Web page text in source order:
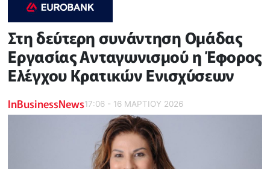
Στη δεύτερη συνάντηση Ομάδας
Εργασίας Ανταγωνισμού η Έφορος
Ελέγχου Κρατικών Ενισχύσεων
InBusinessNews17:06 - 16 ΜΑΡΤΙΟΥ 2026